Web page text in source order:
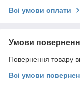
Всі умови оплати
Умови
Повернення товару
Всі умови